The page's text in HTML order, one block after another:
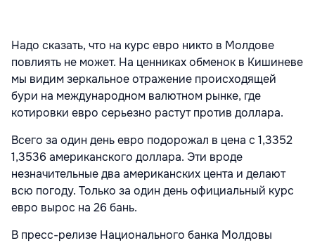
Надо сказать, что на курс евро никто в Молдове
повлиять не может. На ценниках обменок в Кишиневе
мы видим зеркальное отражение происходящей
бури на международном валютном рынке, где
котировки евро серьезно растут против доллара.
Всего за один день евро подорожал в цена с 1,3352
1,3536 американского доллара. Эти вроде
незначительные два американских цента и делают
всю погоду. Только за один день официальный курс
евро вырос на 26 бань.
В пресс-релизе Национального банка Молдовы